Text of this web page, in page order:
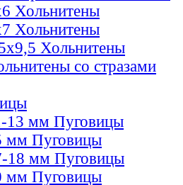
Хольнитены
Хольнитены
Хольнитены
со стразами
13 мм Пуговицы
мм Пуговицы
18 мм Пуговицы
мм Пуговицы